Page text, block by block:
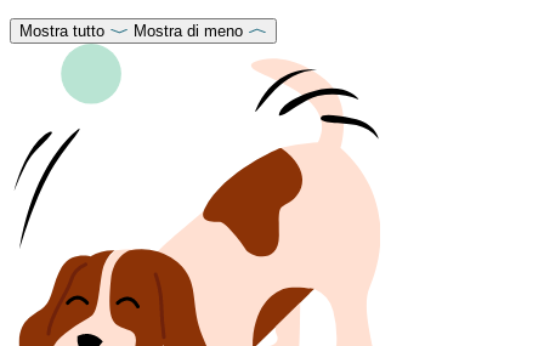
Mostra tutto Mostra di meno